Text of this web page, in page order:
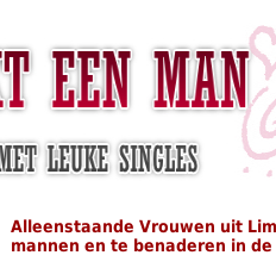
Alleenstaande Vrouwen uit
mannen en te benaderen in